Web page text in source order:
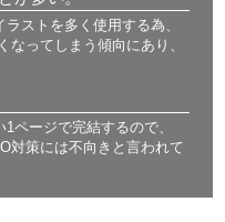
ストを多く使用する為、
なってしまう傾向にあり、
ページで完結するので、
対策には不向きと言われて